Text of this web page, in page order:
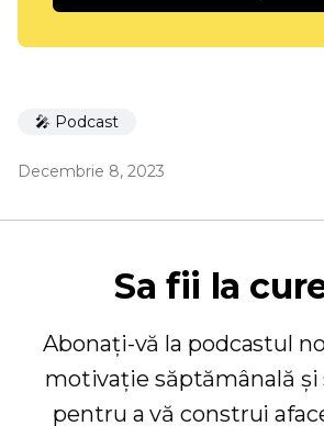
🎤 Podcast
Decembrie 8, 2023
Sa fii la
Abonați-vă la podcastul
motivație săptămânală
pentru a vă construi